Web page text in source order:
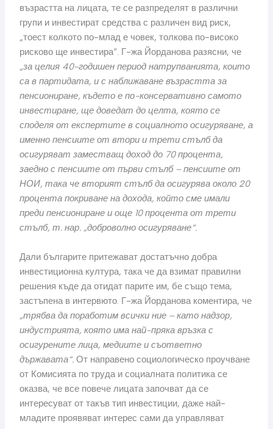
възрастта на лицата, те се разпределят в различни
групи и инвестират средства с различен вид риск,
„тоест колкото по-млад е човек, толкова по-високо
рисково ще инвестира“. Г-жа Йорданова разясни, че
„за целия 40-годишен период натрупванията, които
са в партидата, и с наближаване възрастта за
пенсиониране, където е по-консервативно самото
инвестиране, ще доведат до целта, която се
споделя от експертите в социалното осигуряване, а
именно пенсиите от втори и трети стълб да
осигуряват заместващ доход до 70 процента,
заедно с пенсиите от първи стълб – пенсиите от
НОИ, така че вторият стълб да осигурява около 20
процента покриване на дохода, който сме имали
преди пенсиониране и още 10 процента от трети
стълб, т. нар. „доброволно осигуряване“.
Дали българите притежават достатъчно добра
инвестиционна култура, така че да взимат правилни
решения къде да отидат парите им, бе също тема,
застъпена в интервюто. Г-жа Йорданова коментира, че
„трябва да поработим всички ние – като надзор,
индустрията, която има най-пряка връзка с
осигурените лица, медиите и съответно
държавата“. От направено социологическо проучване
от Комисията по труда и социалната политика се
оказва, че все повече лицата започват да се
интересуват от такъв тип инвестиции, даже най-
младите проявяват интерес сами да управляват